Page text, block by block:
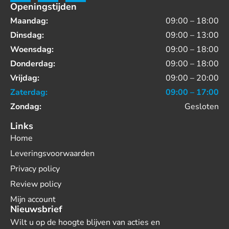
Openingstijden
Maandag:
09:00 – 18:00
Dinsdag:
09:00 – 13:00
Woensdag:
09:00 – 18:00
Donderdag:
09:00 – 18:00
Vrijdag:
09:00 – 20:00
Zaterdag:
09:00 – 17:00
Zondag:
Gesloten
Links
Home
Leveringsvoorwaarden
Privacy policy
Review policy
Mijn account
Nieuwsbrief
Wilt u op de hoogte blijven van acties en